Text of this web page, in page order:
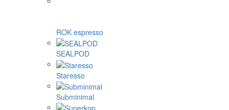
ROK espresso
SEALPOD
Staresso
Subminimal